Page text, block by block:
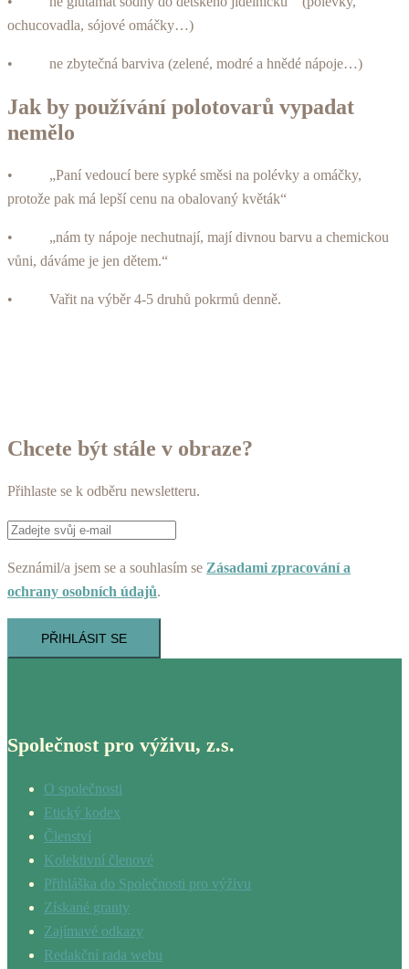
ochucovadla, sójo­vé omáčky…)
• ne zbytečná barviva (zelené, modré a hnědé nápoje…)
Jak by používání polotovarů vypadat
nemělo
• „Paní vedoucí bere sypké směsi na polévky a omáčky,
protože pak má lepší cenu na obalovaný květák“
• „nám ty nápoje nechutnají, mají divnou barvu a chemickou
vůni, dáváme je jen dětem.“
• Vařit na výběr 4-5 druhů pokrmů denně.
Chcete být stále v obraze?
Přihlaste se k odběru newsletteru.
Seznámil/a jsem se a souhlasím se Zásadami zpracování a
ochrany osobních údajů.
PŘIHLÁSIT SE
Společnost pro výživu, z.s.
O společnosti
Etický kodex
Členství
Kolektivní členové
Přihláška do Společnosti pro výživu
Získané granty
Zajímavé odkazy
Redakční rada webu